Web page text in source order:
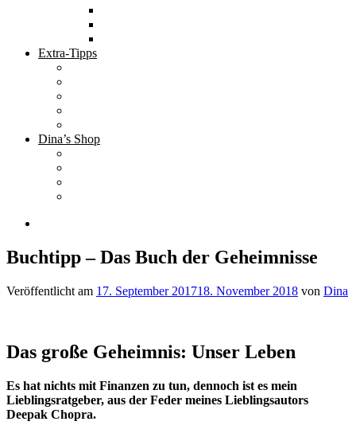
Extra-Tipps
Dina’s Shop
Buchtipp – Das Buch der Geheimnisse
Veröffentlicht am 17. September 201718. November 2018 von Dina
Das große Geheimnis: Unser Leben
Es hat nichts mit Finanzen zu tun, dennoch ist es mein
Lieblingsratgeber, aus der Feder meines Lieblingsautors
Deepak Chopra.